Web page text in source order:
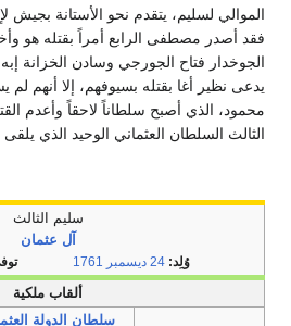
الموالي لسليم، يتقدم نحو الأستانة
فقد أصدر مصطفى الرابع أمراً بقتله هو
الجوخدار فتاح الجورجي وسادن الخزانة
يدعى نظير أغا بقتله بسيوفهم، إلا أنهم لم
محمود، الذي أصبح سلطاناً لاحقاً وأعدم
الثالث السلطان العثماني الوحيد الذي
سليم الثالث
آل عثمان
وُلِد: 24 ديسمبر 1761
ألقاب ملكية
سلطان الدولة